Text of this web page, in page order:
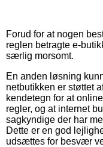
Forud for at nogen
reglen betragte e-
særlig morsomt.
En anden løsning
netbutikken er støttet
kendetegn for at
regler, og at internet
sagkyndige der har
Dette er en god
udsættes for besvær